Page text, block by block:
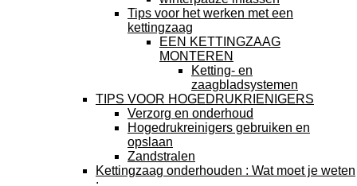
Tips voor het werken met een
kettingzaag
EEN KETTINGZAAG
MONTEREN
Ketting- en
zaagbladsystemen
TIPS VOOR HOGEDRUKRIENIGERS
Verzorg en onderhoud
Hogedrukreinigers gebruiken en
opslaan
Zandstralen
Kettingzaag onderhouden : Wat moet je weten